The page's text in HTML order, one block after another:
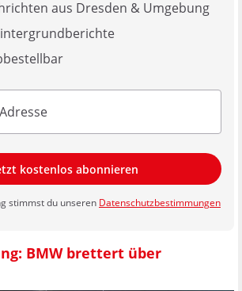
aus Dresden & Umgebung
kostenlos abonnieren
stimmst du unseren Datenschutzbestimmungen
BMW brettert über